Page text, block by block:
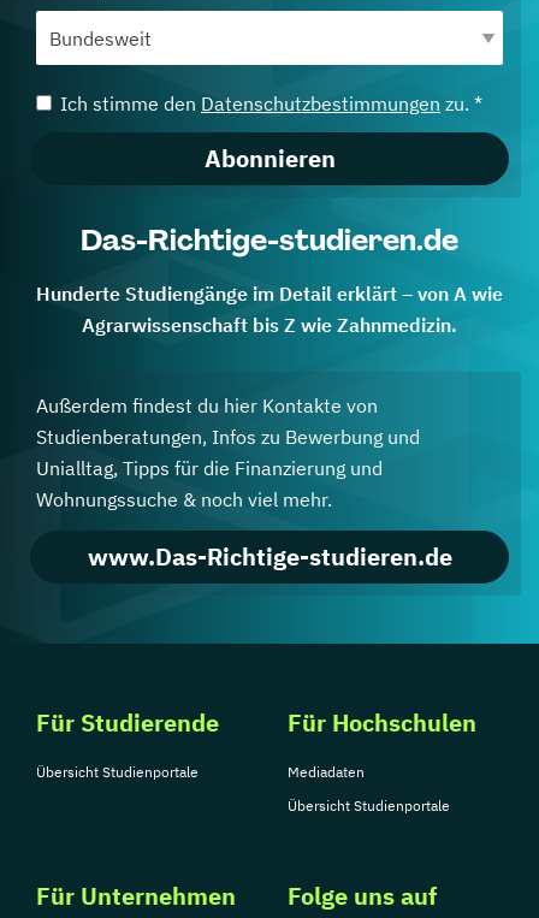
Ich stimme den Datenschutzbestimmungen zu. *
Abonnieren
Das-Richtige-studieren.de
Hunderte Studiengänge im Detail erklärt – von A wie
Agrarwissenschaft bis Z wie Zahnmedizin.
Außerdem findest du hier Kontakte von
Studienberatungen, Infos zu Bewerbung und
Unialltag, Tipps für die Finanzierung und
Wohnungssuche & noch viel mehr.
www.Das-Richtige-studieren.de
Für Studierende
Übersicht Studienportale
Für Hochschulen
Mediadaten
Übersicht Studienportale
Für Unternehmen Folge uns auf